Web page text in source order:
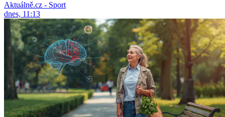
Aktuálně.cz - Sport
dnes, 11:13